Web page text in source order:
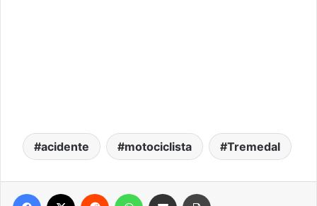
acidente motociclista Tremedal
Facebook Reddit WhatsAppCompartilhar via e-mail